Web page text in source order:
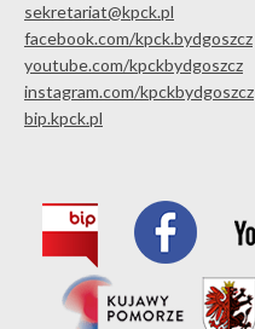
sekretariat@kpck.pl
facebook.com/kpck.bydgoszcz
youtube.com/kpckbydgoszcz
instagram.com/kpckbydgoszcz
bip.kpck.pl